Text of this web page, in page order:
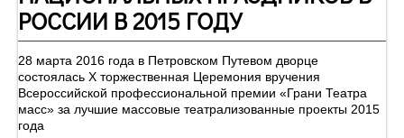
РОССИИ В 2015 ГОДУ
28 марта 2016 года в Петровском Путевом дворце
состоялась Х торжественная Церемония вручения
Всероссийской профессиональной премии «Грани Театра
масс» за лучшие массовые театрализованные проекты 2015
года